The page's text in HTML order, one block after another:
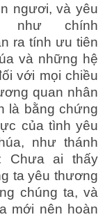
ngươi, và yêu
như chính
ra tính ưu tiên
và những hệ
với mọi chiều
quan nhân
là bằng chứng
của tình yêu
như thánh
Chưa ai thấy
ta yêu thương
chúng ta, và
mới nên hoàn